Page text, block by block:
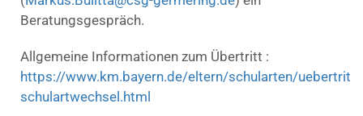
Beratungsgespräch.
Allgemeine Informationen zum Übertritt :
https://www.km.bayern.de/eltern/schularten/uebertritt-
schulartwechsel.html